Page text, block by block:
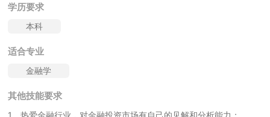
学历要求
本科
适合专业
金融学
其他技能要求
1、热爱金融行业，对金融投资市场有自己的见解和分析能力；